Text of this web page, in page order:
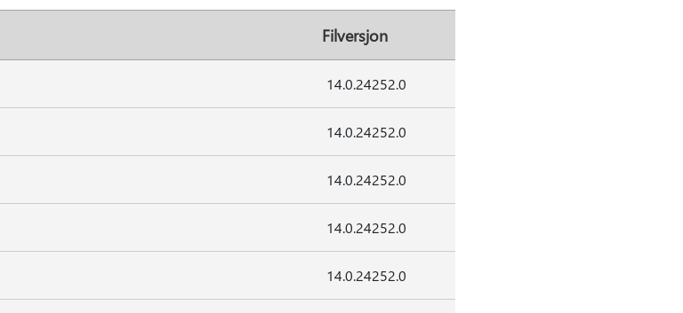
Filversjon
14.0.24252.0
14.0.24252.0
14.0.24252.0
14.0.24252.0
14.0.24252.0